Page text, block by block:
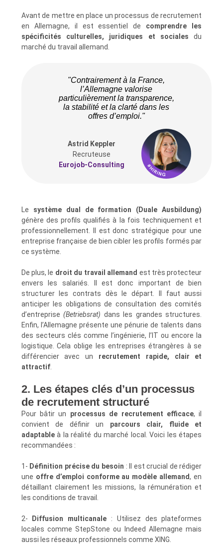
Avant de mettre en place un processus de recrutement
en Allemagne, il est essentiel de comprendre les
spécificités culturelles, juridiques et sociales du
marché du travail allemand.
"Contrairement à la France,
l’Allemagne valorise
particulièrement la transparence,
la stabilité et la clarté dans les
offres d’emploi."
Astrid Keppler
Recruteuse
Eurojob-Consulting
Le système dual de formation (Duale Ausbildung)
génère des profils qualifiés à la fois techniquement et
professionnellement. Il est donc stratégique pour une
entreprise française de bien cibler les profils formés par
ce système.
De plus, le droit du travail allemand est très protecteur
envers les salariés. Il est donc important de bien
structurer les contrats dès le départ. Il faut aussi
anticiper les obligations de consultation des comités
d’entreprise(Betriebsrat) dans les grandes structures.
Enfin, l’Allemagne présente une pénurie de talents dans
des secteurs clés comme l’ingénierie, l’IT ou encore la
logistique. Cela oblige les entreprises étrangères à se
différencier avec un recrutement rapide, clair et
attractif.
2. Les étapes clés d’un processus
de recrutement structuré
Pour bâtir un processus de recrutement efficace, il
convient de définir un parcours clair, fluide et
adaptableà la réalité du marché local. Voici les étapes
recommandées :
1- Définition précise du besoin : Il est crucial de rédiger
une offre d’emploi conforme au modèle allemand, en
détaillant clairement les missions, la rémunération et
les conditions de travail.
2- Diffusion multicanale : Utilisez des plateformes
locales comme StepStone ou Indeed Allemagne mais
aussi les réseaux professionnels comme XING.